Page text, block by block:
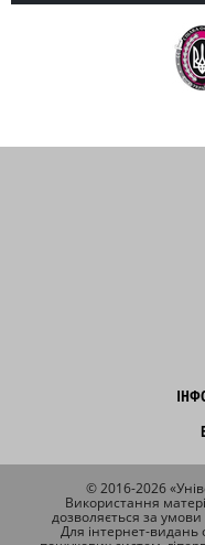
© 2016-2026
Використання
дозволяється за
Для інтернет-видань